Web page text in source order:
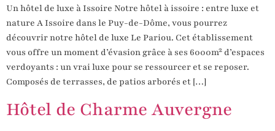
Un hôtel de luxe à Issoire Notre hôtel à issoire : entre luxe et
nature A Issoire dans le Puy-de-Dôme, vous pourrez
découvrir notre hôtel de luxe Le Pariou. Cet établissement
vous offre un moment d’évasion grâce à ses 6000m² d’espaces
verdoyants : un vrai luxe pour se ressourcer et se reposer.
Composés de terrasses, de patios arborés et […]
Hôtel de Charme Auvergne